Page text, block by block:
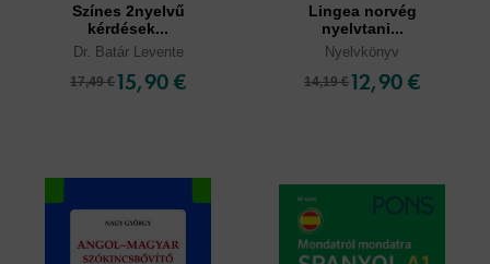
Színes 2nyelvű
kérdések...
Dr. Batár Levente
17,49 €15,90 €
Lingea norvég
nyelvtani...
Nyelvkönyv
14,19 €12,90 €